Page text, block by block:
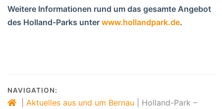
Weitere Informationen rund um das gesamte Angebot
des Holland-Parks unter www.hollandpark.de.
NAVIGATION:
Aktuelles aus und um Bernau
Holland-Park –